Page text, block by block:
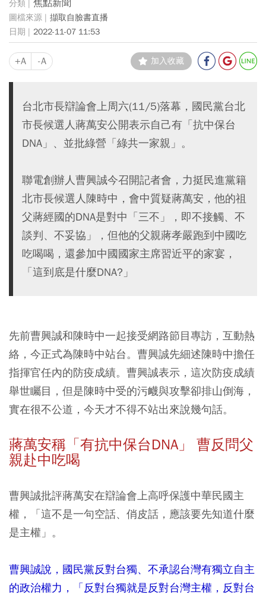
焦點新聞
擷取自臉書直播
2022-11-07 11:53
+A -A 加入收藏
台北市長辯論會上周六(11/5)落幕，國民黨台北
市長候選人蔣萬安公開表示自己有「抗中保台
DNA」、並批綠營「綠共一家親」。
聯電創辦人曹興誠今召開記者會，力挺民進黨籍
北市長候選人陳時中，會中質疑蔣萬安，他的祖
父蔣經國的DNA是對中「三不」，即不接觸、不
談判、不妥協」，但他的父親蔣孝嚴跑到中國吃
吃喝喝，還參加中國國家主席習近平的家宴，
「這到底是什麼DNA?」
先前曹興誠和陳時中一起接受網路節目專訪，互動熱
絡，今正式為陳時中站台。曹興誠先細述陳時中擔任
指揮官任內的防疫成績。曹興誠表示，這次防疫成績
舉世矚目，但是陳時中受的污衊與攻擊卻排山倒海，
實在很不公道，今天才不得不站出來說幾句話。
蔣萬安稱「有抗中保台DNA」 曹反問父
親赴中吃喝
曹興誠批評蔣萬安在辯論會上高呼保護中華民國主
權，「這不是一句空話、俏皮話，應該要先知道什麼
是主權」。
曹興誠說，國民黨反對台獨、不承認台灣有獨立自主
的政治權力，「反對台獨就是反對台灣主權，反對台